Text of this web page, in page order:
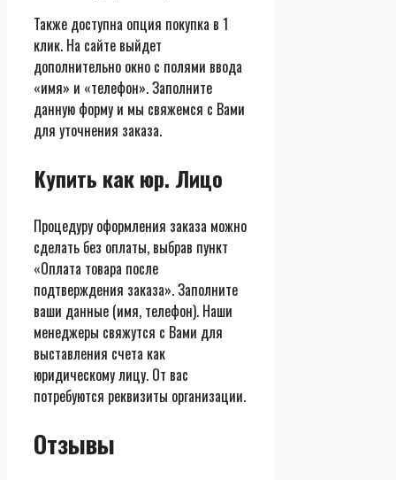
Также доступна опция покупка в 1
клик. На сайте выйдет
дополнительно окно с полями ввода
«имя» и «телефон». Заполните
данную форму и мы свяжемся с Вами
для уточнения заказа.
Купить как юр. Лицо
Процедуру оформления заказа можно
сделать без оплаты, выбрав пункт
«Оплата товара после
подтверждения заказа». Заполните
ваши данные (имя, телефон). Наши
менеджеры свяжутся с Вами для
выставления счета как
юридическому лицу. От вас
потребуются реквизиты организации.
Отзывы